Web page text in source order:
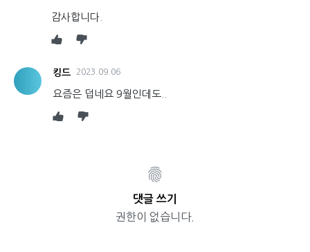
감사합니다.
킹드 2023.09.06
요즘은 덥네요 9월인데도..
댓글 쓰기
권한이 없습니다.